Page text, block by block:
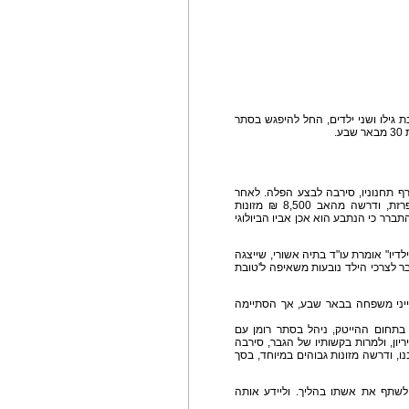
כבן 50, שלו אישה בת גילו ושני ילדים, החל להיפגש בסתר
תחנוניו, סירבה לבצע הפלה. לאחר
הולדת הילד הגישה עורכת הדין תביעת מזונות מופרזת, ודרשה מהאב 8,500 ₪ מזונות
כי הנתבע הוא אכן אביו הביולוגי
אומרת עו"ד בתיה אשורי, שייצגה
לצרכי הילד נובעות משאיפה ל'טובת
משפחה בבאר שבע, אך הסתיימה
העובד בתחום ההייטק, ניהל בסתר רומן עם
האישה נכנסה להיריון, ולמרות בקשותיו של הגבר, סירבה
ודרשה מזונות גבוהים במיוחד, בסך
את אשתו בהליך. וליידע אותה